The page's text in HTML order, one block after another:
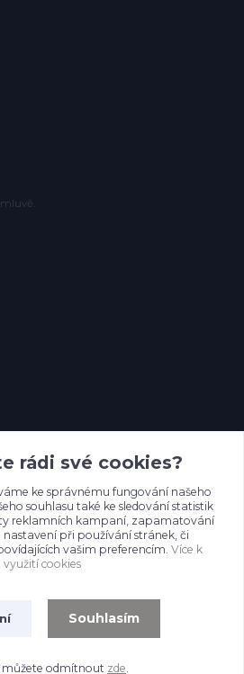
rádi své cookies?
ke správnému fungování našeho
souhlasu také ke sledování statistik
reklamních kampaní, zapamatování
při používání stránek, či
vašim preferencím. Více k
využití cookies
Souhlasím
můžete odmítnout zde